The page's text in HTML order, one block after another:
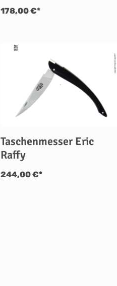
178,00 €*
Taschenmesser Eric
Raffy
244,00 €*